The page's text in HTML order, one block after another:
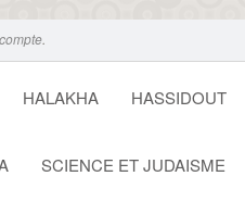
.
HALAKHA HASSIDOUT
SCIENCE ET JUDAISME